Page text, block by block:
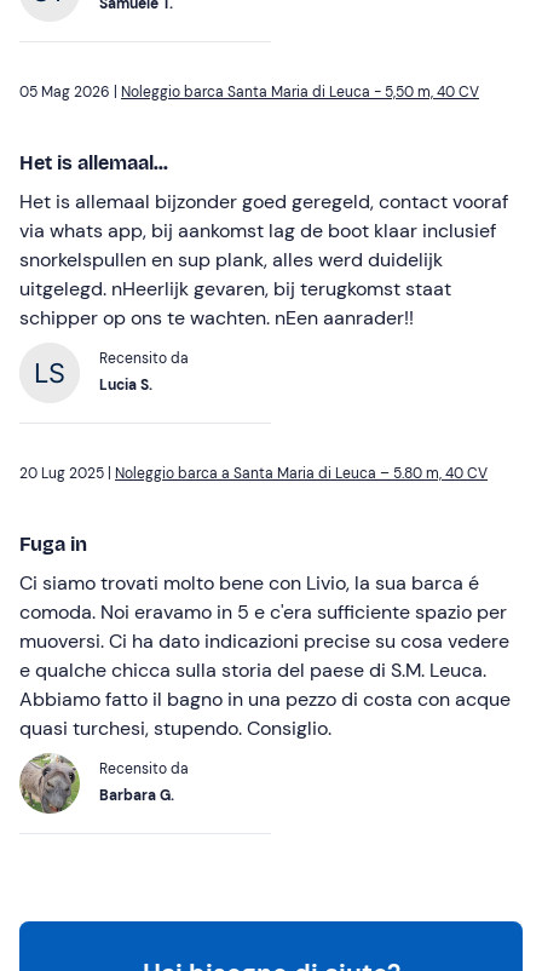
05 Mag 2026 | Noleggio barca Santa Maria di Leuca - 5,50 m, 40 CV
Het is allemaal...
Het is allemaal bijzonder goed geregeld, contact vooraf
via whats app, bij aankomst lag de boot klaar inclusief
snorkelspullen en sup plank, alles werd duidelijk
uitgelegd. nHeerlijk gevaren, bij terugkomst staat
schipper op ons te wachten. nEen aanrader!!
Recensito da
Lucia S.
20 Lug 2025 | Noleggio barca a Santa Maria di Leuca – 5.80 m, 40 CV
Fuga in
Ci siamo trovati molto bene con Livio, la sua barca é
comoda. Noi eravamo in 5 e c'era sufficiente spazio per
muoversi. Ci ha dato indicazioni precise su cosa vedere
e qualche chicca sulla storia del paese di S.M. Leuca.
Abbiamo fatto il bagno in una pezzo di costa con acque
quasi turchesi, stupendo. Consiglio.
Recensito da
Barbara G.